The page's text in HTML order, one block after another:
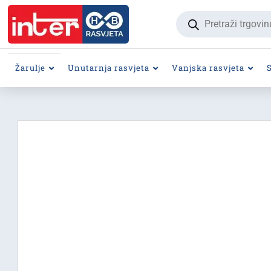
Products
search
Žarulje Unutarnja rasvjeta Vanjska rasvjeta